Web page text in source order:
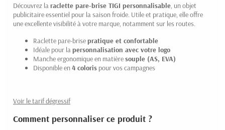
Découvrez la raclette pare-brise TIGI personnalisable , un objet
publicitaire essentiel pour la saison froide. Utile et pratique, elle offre
une excellente visibilité à votre marque, notamment sur les routes.
Raclette pare-brisepratique et confortable
Idéale pour la personnalisation avec votre logo
Manche ergonomique en matièresouple (AS, EVA)
Disponible en4 coloris pour vos campagnes
Voir le tarif dégressif
Comment personnaliser ce produit ?